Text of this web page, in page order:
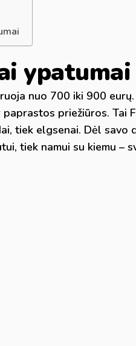
ypatumai
nuo 700 iki 900
priežiūros. Tai
tiek elgsenai. Dėl savo
tiek namui su kiemu –